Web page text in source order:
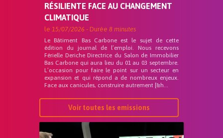
RÉSILIENTE FACE AU CHANGEMENT
CLIMATIQUE
le 15/07/2026 - Durée 8 minutes
Le Bâtiment Bas Carbone est le sujet de cette
édition du journal de l’emploi. Nous recevons
Férielle Deriche Directrice du Salon de Immobilier
Bas Carbone qui aura lieu du 01 au 03 septembre.
L’occasion pour faire le point sur un secteur en
expansion et qui répond a de nombreux enjeux.
Face aux canicules, construire autrement [&h...
Voir toutes les emissions